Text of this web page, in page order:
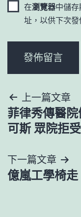
在瀏覽器中儲
址，以供下次發
文
章
覽
上一篇文章
菲律秀傳醫
可斯 眾院拒
下一篇文章
億嵐工學椅